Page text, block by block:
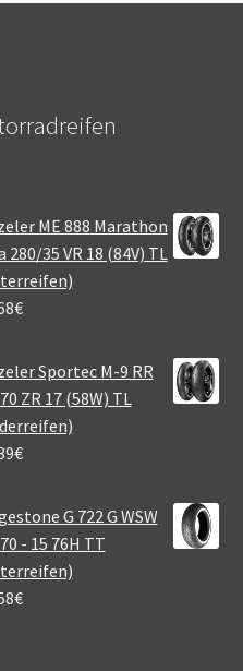
ME 888 Marathon
280/35 VR 18 (84V) TL
€
Sportec M-9 RR
ZR 17 (58W) TL
€
G 722 G WSW
- 15 76H TT
€